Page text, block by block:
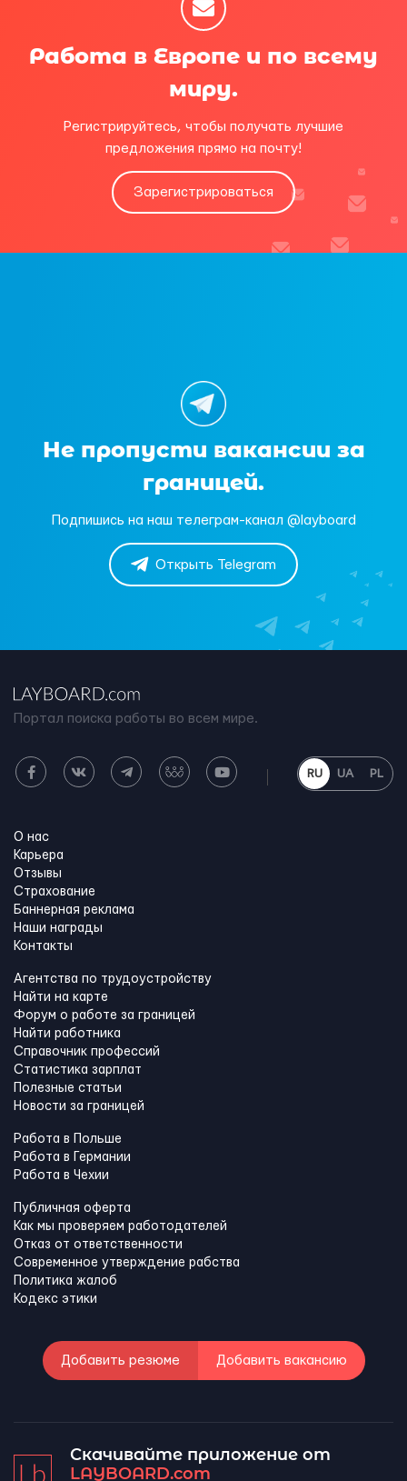
Работа в Европе и по всему
миру.
Регистрируйтесь, чтобы получать лучшие
предложения прямо на почту!
Зарегистрироваться
Не пропусти вакансии за
границей.
Подпишись на наш телеграм-канал @layboard
Открыть Telegram
Портал поиска работы во всем мире.
RU UA PL
О нас
Карьера
Отзывы
Страхование
Баннерная реклама
Наши награды
Контакты
Агентства по трудоустройству
Найти на карте
Форум о работе за границей
Найти работника
Справочник профессий
Статистика зарплат
Полезные статьи
Новости за границей
Работа в Польше
Работа в Германии
Работа в Чехии
Публичная оферта
Как мы проверяем работодателей
Отказ от ответственности
Современное утверждение рабства
Политика жалоб
Кодекс этики
Добавить резюме Добавить вакансию
Скачивайте приложение от
LAYBOARD.com